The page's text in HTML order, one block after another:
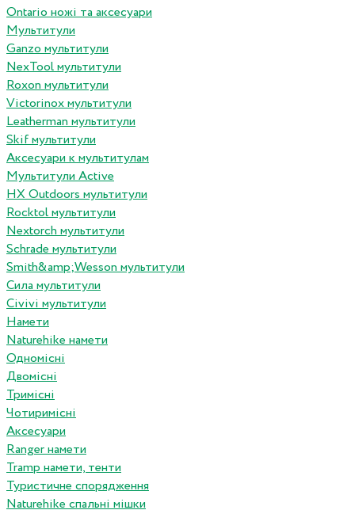
Ontario ножі та аксесуари
Мультитули
Ganzo мультитули
NexTool мультитули
Roxon мультитули
Victorinox мультитули
Leatherman мультитули
Skif мультитули
Аксесуари к мультитулам
Мультитули Active
HX Outdoors мультитули
Rocktol мультитули
Nextorch мультитули
Schrade мультитули
Smith&amp;Wesson мультитули
Сила мультитули
Civivi мультитули
Намети
Naturehike намети
Одномісні
Двомісні
Тримісні
Чотиримісні
Аксесуари
Ranger намети
Tramp намети, тенти
Туристичне спорядження
Naturehike спальні мішки